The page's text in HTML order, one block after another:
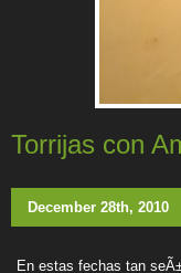
Torrijas con
December 28th, 2010
En estas fechas tan